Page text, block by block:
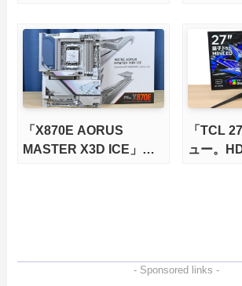
ップデ
能！
「X870E AORUS
MASTER X3D ICE」を
「TCL
ュー。
- Sponsored links -